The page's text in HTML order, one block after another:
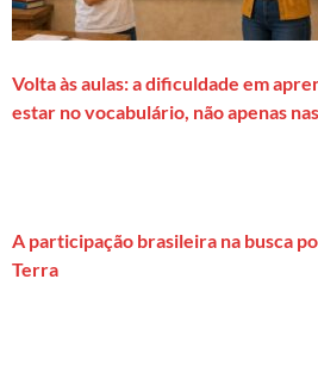
Volta às aulas: a dificuldade em
estar no vocabulário, não apenas
A participação brasileira na busca
Terra